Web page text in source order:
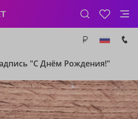
"С Днём Рождения!"